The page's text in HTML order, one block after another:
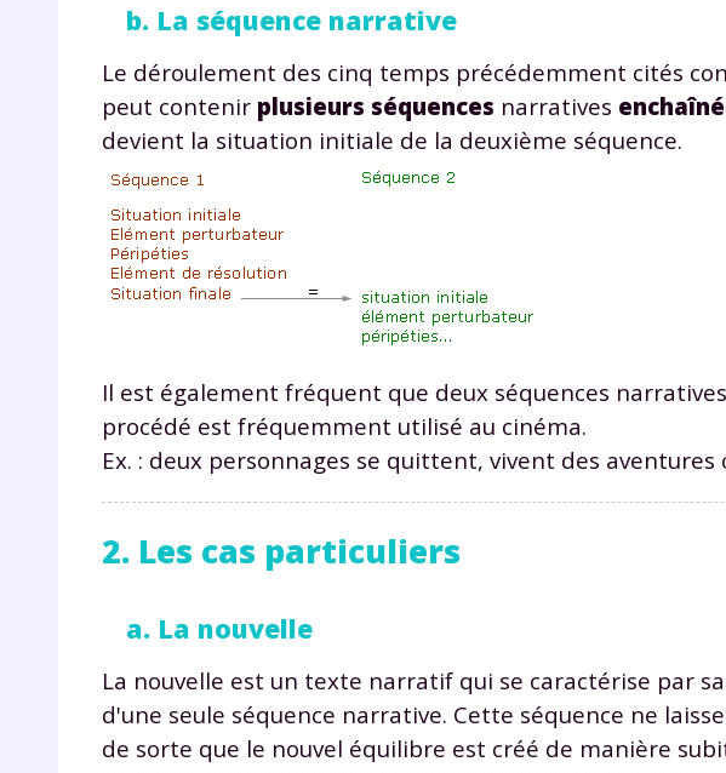
b. La séquence narrative
Le déroulement des cinq temps précédemment cités
peut contenir plusieurs séquences narratives
devient la situation initiale de la deuxième séquence.
Il est également fréquent que deux séquences
procédé est fréquemment utilisé au cinéma.
Ex. : deux personnages se quittent, vivent des
2. Les cas particuliers
a. La nouvelle
La nouvelle est un texte narratif qui se caractérise par sa
d'une seule séquence narrative. Cette séquence ne
de sorte que le nouvel équilibre est créé de manière
Envie
réussir
notre
Fiches de cours et
exercices corrigés,